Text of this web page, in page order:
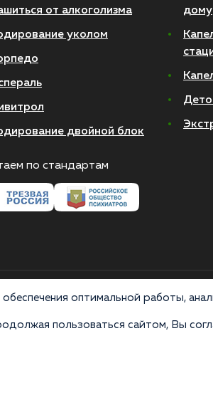
от алкоголизма
уколом
двойной блок
дому
по стандартам
Все права защищены
услуги оказываются ООО "М-
аналогов карается в соответствии с законом 228.1
врача. Постановка диагноза и выбор
и не относятся к медицинским услугам.
оптимальной работы,
пользоваться сайтом, Вы